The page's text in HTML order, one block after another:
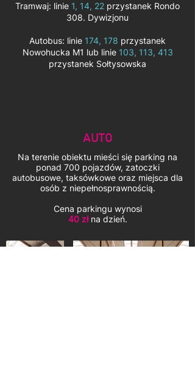
Tramwaj: linie 1, 14, 22 przystanek Rondo
308. Dywizjonu
Autobus: linie 174, 178 przystanek
Nowohucka M1 lub linie 103, 113, 413
przystanek Sołtysowska
AUTO
Na terenie obiektu mieści się parking na
ponad 700 pojazdów, zatoczki
autobusowe, taksówkowe oraz miejsca dla
osób z niepełnosprawnością.
Cena parkingu wynosi
40 złna dzień.